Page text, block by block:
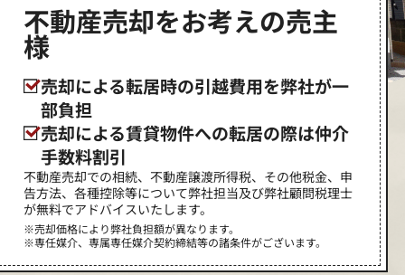
不動産売却をお考えの売主
様
売却による転居時の引越費用を弊社が一
部負担
売却による賃貸物件への転居の際は仲介
手数料割引
不動産売却での相続、不動産譲渡所得税、その他税金、申
告方法、各種控除等について弊社担当及び弊社顧問税理士
が無料でアドバイスいたします。
※売却価格により弊社負担額が異なります。
※専任媒介、専属専任媒介契約締結等の諸条件がございます。